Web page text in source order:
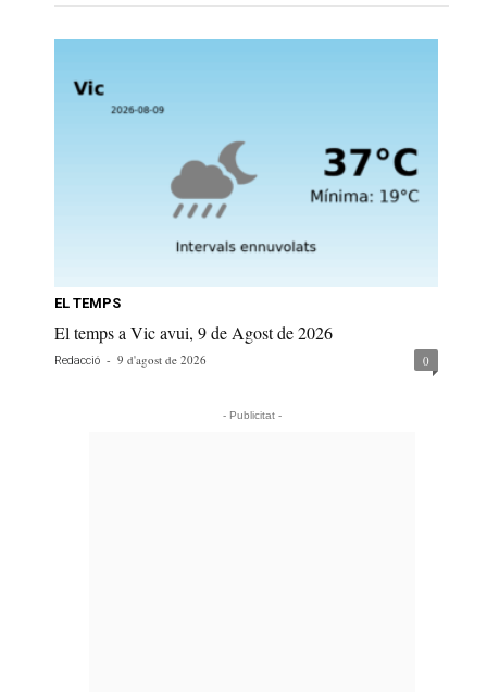
EL TEMPS
El temps a Vic avui, 9 de Agost de 2026
Redacció - 9 d'agost de 2026 0
- Publicitat -